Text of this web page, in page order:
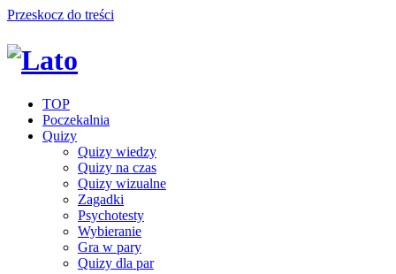
Przeskocz do treści
TOP
Poczekalnia
Quizy
Quizy wiedzy
Quizy na czas
Quizy wizualne
Zagadki
Psychotesty
Wybieranie
Gra w pary
Quizy dla par